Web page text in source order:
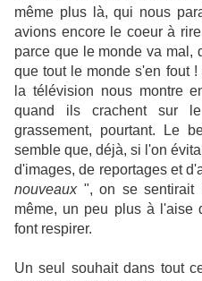
même plus là, qui nous
avions encore le coeur à
parce que le monde va mal,
que tout le monde s'en fout
la télévision nous montre
quand ils crachent sur
grassement, pourtant. Le
semble que, déjà, si l'on
d'images, de reportages et
nouveaux", on se sentirait
même, un peu plus à l'aise
font respirer.
Un seul souhait dans tout